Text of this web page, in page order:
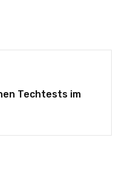
Techtests im